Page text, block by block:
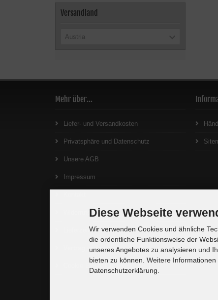
Versandland
Austria
Mehr über...
Liefer- und Versandkosten
Privatsphäre und Datenschutz
Unsere AGB
Impressum
Widerrufsrecht
Lieferzeit
Vertrag widerrufen
Diese Webseite
Wir verwenden Cookies und ähnliche
die ordentliche Funktionsweise der
unseres Angebotes zu analysieren und
bieten zu können. Weitere
Datenschutzerklärung.